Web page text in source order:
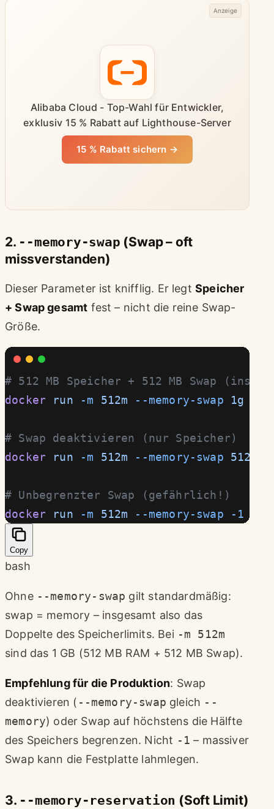
Alibaba Cloud - Top-Wahl für Entwickler,
exklusiv 15 % Rabatt auf Lighthouse-Server
15 % Rabatt sichern →
Anzeige
2. --memory-swap (Swap – oft
missverstanden)
Dieser Parameter ist knifflig. Er legtSpeicher
+ Swap gesamt fest – nicht die reine Swap-
Größe.
# 512 MB Speicher + 512 MB Swap
docker run -m 512m --memory-swap 1g
# Swap deaktivieren (nur Speicher)
docker run -m 512m --memory-swap 512m
# Unbegrenzter Swap (gefährlich!)
docker run -m 512m --memory-swap -1
Copy
bash
Ohne --memory-swap gilt standardmäßig:
swap = memory – insgesamt also das
Doppelte des Speicherlimits. Bei -m 512m
sind das 1 GB (512 MB RAM + 512 MB Swap).
Empfehlung für die Produktion: Swap
deaktivieren ( --memory-swap gleich --
memory) oder Swap auf höchstens die Hälfte
des Speichers begrenzen. Nicht -1 – massiver
Swap kann die Festplatte lahmlegen.
3. --memory-reservation (Soft Limit)